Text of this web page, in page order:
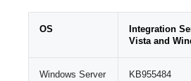
OS
Integration
Vista and
Windows Server
KB955484